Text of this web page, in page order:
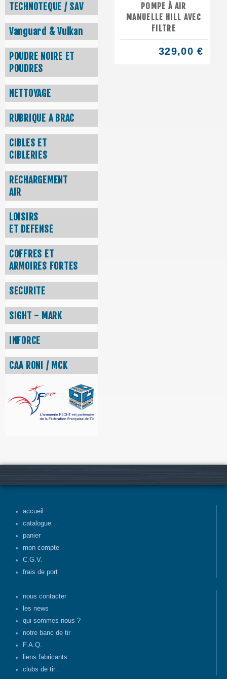
TECHNOTEQUE / SAV
Vanguard & Vulkan
POUDRE NOIRE ET
POUDRES
NETTOYAGE
RUBRIQUE A BRAC
CIBLES ET
CIBLERIES
RECHARGEMENT
AIR
LOISIRS
ET DEFENSE
COFFRES ET
ARMOIRES FORTES
SECURITE
SIGHT - MARK
INFORCE
CAA RONI / MCK
POMPE À AIR
MANUELLE HILL AVEC
FILTRE
329,00 €
accueil
catalogue
panier
mon compte
C.G.V.
frais de port
nous contacter
les news
qui-sommes nous ?
notre banc de tir
F.A.Q.
liens fabricants
clubs de tir